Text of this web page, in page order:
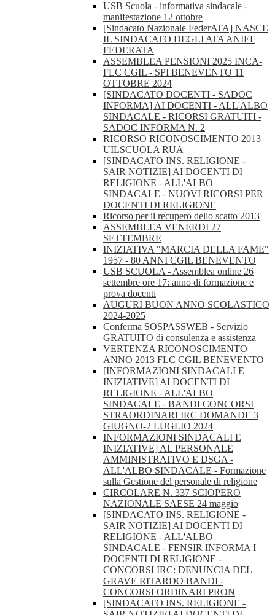
USB Scuola - informativa sindacale -
manifestazione 12 ottobre
[Sindacato Nazionale FederATA] NASCE
IL SINDACATO DEGLI ATA ANIEF
FEDERATA
ASSEMBLEA PENSIONI 2025 INCA-
FLC CGIL - SPI BENEVENTO 11
OTTOBRE 2024
[SINDACATO DOCENTI - SADOC
INFORMA] AI DOCENTI - ALL'ALBO
SINDACALE - RICORSI GRATUITI -
SADOC INFORMA N. 2
RICORSO RICONOSCIMENTO 2013
UILSCUOLA RUA
[SINDACATO INS. RELIGIONE -
SAIR NOTIZIE] AI DOCENTI DI
RELIGIONE - ALL'ALBO
SINDACALE - NUOVI RICORSI PER
DOCENTI DI RELIGIONE
Ricorso per il recupero dello scatto 2013
ASSEMBLEA VENERDI 27
SETTEMBRE
INIZIATIVA "MARCIA DELLA FAME"
1957 - 80 ANNI CGIL BENEVENTO
USB SCUOLA - Assemblea online 26
settembre ore 17: anno di formazione e
prova docenti
AUGURI BUON ANNO SCOLASTICO
2024-2025
Conferma SOSPASSWEB - Servizio
GRATUITO di consulenza e assistenza
VERTENZA RICONOSCIMENTO
ANNO 2013 FLC CGIL BENEVENTO
[INFORMAZIONI SINDACALI E
INIZIATIVE] AI DOCENTI DI
RELIGIONE - ALL'ALBO
SINDACALE - BANDI CONCORSI
STRAORDINARI IRC DOMANDE 3
GIUGNO-2 LUGLIO 2024
INFORMAZIONI SINDACALI E
INIZIATIVE] AL PERSONALE
AMMINISTRATIVO E DSGA -
ALL'ALBO SINDACALE - Formazione
sulla Gestione del personale di religione
CIRCOLARE N. 337 SCIOPERO
NAZIONALE SAESE 24 maggio
[SINDACATO INS. RELIGIONE -
SAIR NOTIZIE] AI DOCENTI DI
RELIGIONE - ALL'ALBO
SINDACALE - FENSIR INFORMA I
DOCENTI DI RELIGIONE -
CONCORSI IRC: DENUNCIA DEL
GRAVE RITARDO BANDI -
CONCORSI ORDINARI PRON
[SINDACATO INS. RELIGIONE -